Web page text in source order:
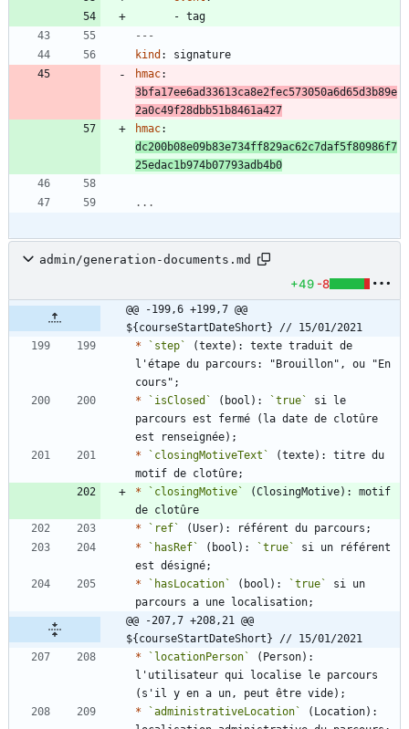
- tag
---
kind :
signature
hmac:
3bfa17ee6ad33613ca8e2fec573050a6d65d3b89e
2a0c49f28dbb51b8461a427
hmac:
dc200b08e09b83e734ff829ac62c7daf5f80986f7
25edac1b974b07793adb4b0
...
admin/generation-documents.md
+49 -8
@@ -199,6 +199,7 @@
${courseStartDateShort} // 15/01/2021
*
`step`
(texte): texte traduit de
l'étape du parcours: "Brouillon", ou "En
*
`isClosed` (bool): `true`
si le
parcours est fermé (la date de clotûre
*
`closingMotiveText`
(texte): titre du
*
`closingMotive`
(ClosingMotive): motif
*
`ref`
*
`hasRef` (bool): `true`
si un référent
*
`hasLocation` (bool): `true`
si un
@@ -207,7 +208,21 @@
${courseStartDateShort} // 15/01/2021
*
`locationPerson`
(Person):
l'utilisateur qui localise le parcours
*
`administrativeLocation`
(Location):